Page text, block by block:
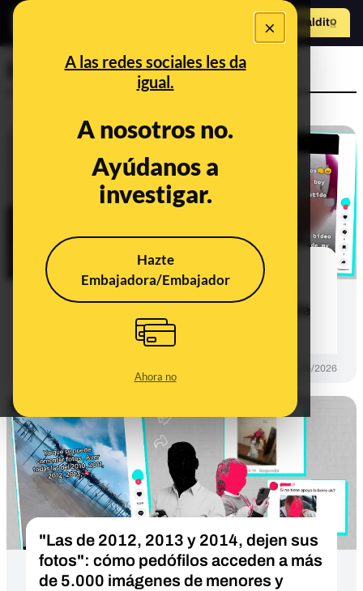
×
A las redes sociales les da
igual.
A nosotros no.
Ayúdanos a
investigar.
Hazte
Embajadora/Embajador
Ahora no
Hazte Maldito
Investigaciones
"Busco virtualito de 6 a 8 años": la
búsqueda de un novio virtual entre
menores convierte TikTok en un bufé
para pedófilos
19/05/2026
"Las de 2012, 2013 y 2014, dejen sus
fotos": cómo pedófilos acceden a más
de 5.000 imágenes de menores y